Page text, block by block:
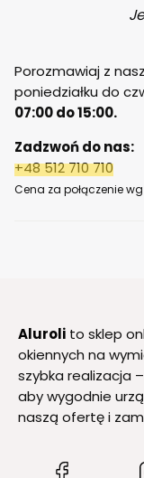
Porozmawiaj z
poniedziałku do
07:00 do 15:00.
Zadzwoń do nas:
+48 512 710 710
Cena za połączenie
Aluroli to sklep
okiennych na
szybka realizacja
aby wygodnie
naszą ofertę i